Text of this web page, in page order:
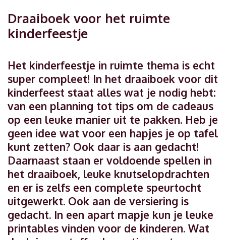
Draaiboek voor het ruimte
kinderfeestje
Het kinderfeestje in ruimte thema is echt
super compleet! In het draaiboek voor dit
kinderfeest staat alles wat je nodig hebt:
van een planning tot tips om de cadeaus
op een leuke manier uit te pakken. Heb je
geen idee wat voor een hapjes je op tafel
kunt zetten? Ook daar is aan gedacht!
Daarnaast staan er voldoende spellen in
het draaiboek, leuke knutselopdrachten
en er is zelfs een complete speurtocht
uitgewerkt. Ook aan de versiering is
gedacht. In een apart mapje kun je leuke
printables vinden voor de kinderen. Wat